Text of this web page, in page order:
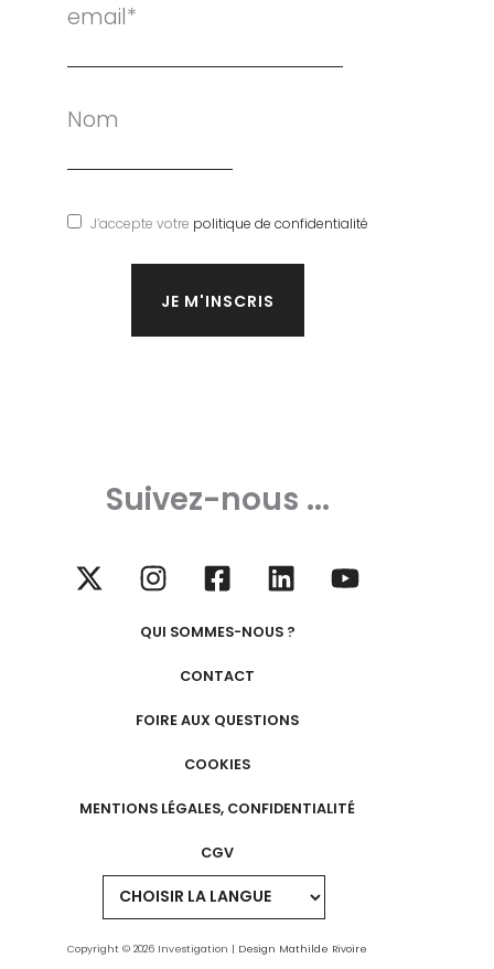
email*
Nom
J’accepte votre politique de confidentialité
Suivez-nous ...
QUI SOMMES-NOUS ?
CONTACT
FOIRE AUX QUESTIONS
COOKIES
MENTIONS LÉGALES, CONFIDENTIALITÉ
CGV
Copyright © 2026 Investigation | Design Mathilde Rivoire